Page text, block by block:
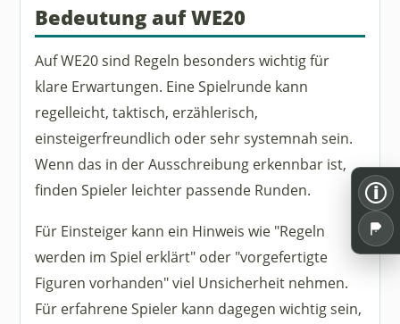
Bedeutung auf WE20
Auf WE20 sind Regeln besonders wichtig für
klare Erwartungen. Eine Spielrunde kann
regelleicht, taktisch, erzählerisch,
einsteigerfreundlich oder sehr systemnah sein.
Wenn das in der Ausschreibung erkennbar ist,
finden Spieler leichter passende Runden.
Für Einsteiger kann ein Hinweis wie "Regeln
werden im Spiel erklärt" oder "vorgefertigte
Figuren vorhanden" viel Unsicherheit nehmen.
Für erfahrene Spieler kann dagegen wichtig sein,
i